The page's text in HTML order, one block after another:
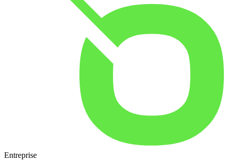
Entreprise